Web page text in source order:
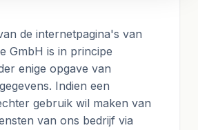
de internetpagina's van
GmbH is in principe
enige opgave van
Indien een
gebruik wil maken van
van ons bedrijf via